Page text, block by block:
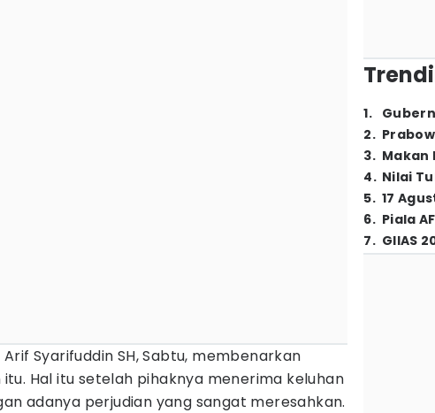
Syarifuddin SH, Sabtu, membenarkan
Hal itu setelah pihaknya menerima keluhan
adanya perjudian yang sangat meresahkan.
1.
2.
3. Makan
4. Nilai
5. 17
6. Piala
7. GIIAS